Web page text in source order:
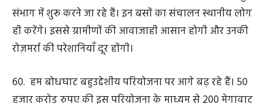
66. बस्तर की जनजातीय संस्कृति की झलक देश-दुनिया को
दिखाने हमने बस्तर पंडुम का आयोजन किया। बस्तर अब वैश्विक
पर्यटन मानचित्र में है। बस्तर के धुड़मारास को यूएन पर्यटन संगठन
करने हमने छत्तीसगढ़ होम-स्टे नीति बनाई है।